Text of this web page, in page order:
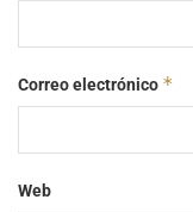
Correo electrónico *
Web